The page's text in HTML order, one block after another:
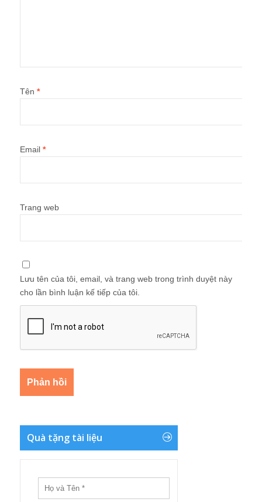
Tên *
Email *
Trang web
Lưu tên của tôi, email, và trang web trong trình duyệt này
cho lần bình luận kế tiếp của tôi.
Quà tặng tài liệu